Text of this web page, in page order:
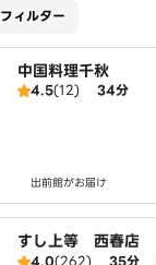
フィルター
中国料理千秋
4.5(12) 34分
出前館がお届け
すし上等 西春店